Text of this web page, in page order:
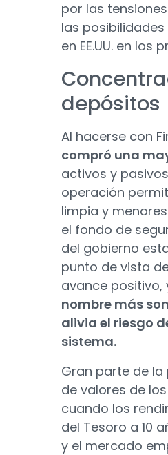
por las
las
en EE.UU. en los
depósitos
Al hacerse con
compró una
activos y
operación
limpia y
el fondo de
del gobierno
punto de vista
avance positivo,
nombre más
alivia el riesgo
sistema.
Gran parte de
de valores de
cuando los
del Tesoro a 10
y el mercado